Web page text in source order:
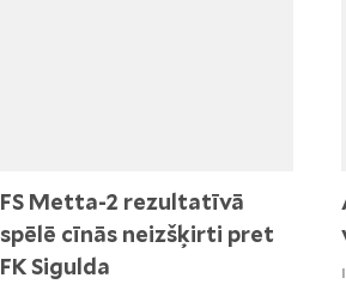
FS Metta-2 rezultatīvā
spēlē cīnās neizšķirti pret
FK Sigulda